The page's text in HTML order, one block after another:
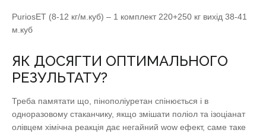
PuriosET (8-12 кг/м.куб) – 1 комплект 220+250 кг вихід 38-41
м.куб
ЯК ДОСЯГТИ ОПТИМАЛЬНОГО
РЕЗУЛЬТАТУ?
Треба памятати що, пінополіуретан спінюється і в
одноразовому стаканчику, якщо змішати поліол та ізоціанат
олівцем хімічна реакція дає негайний wow ефект, саме таке